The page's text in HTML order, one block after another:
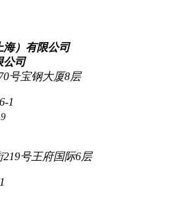
海）有限公司
公司
号宝钢大厦8层
1
号王府国际6层